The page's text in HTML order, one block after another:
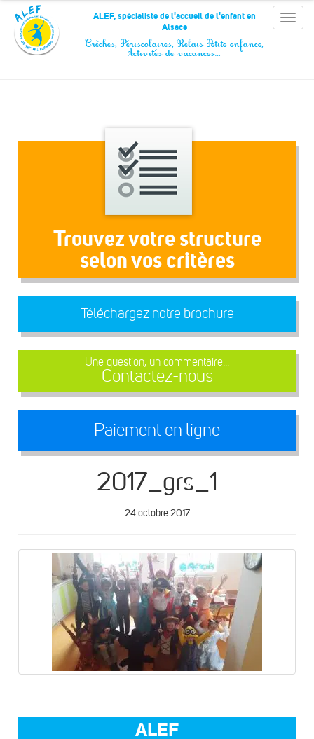
Panneau de gestion des cookies
Toggle
ALEF, spécialiste de l'accueil de l'enfant en
Alsace
Crèches, Périscolaires, Relais Petite enfance,
Activités de vacances…
Trouvez votre structure
selon vos critères
Téléchargez notre brochure
Une question, un commentaire...
Contactez-nous
Paiement en ligne
2017_grs_1
24 octobre 2017
ALEF